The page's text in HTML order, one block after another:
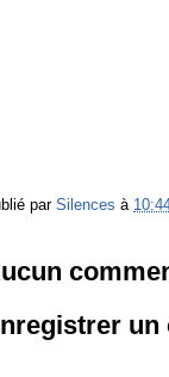
par Silences à
un